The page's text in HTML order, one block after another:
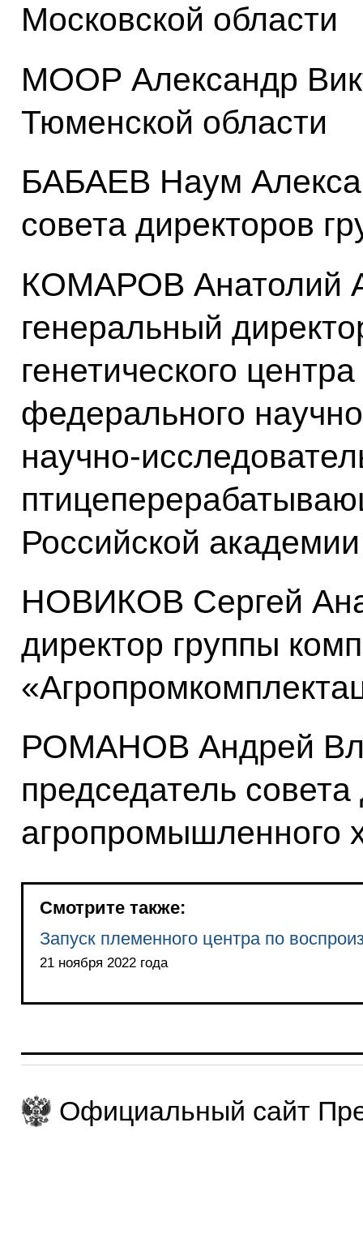
Московской области
МООР Александр
Тюменской области
БАБАЕВ Наум
совета директоров
КОМАРОВ Анатолий
генеральный
генетического
федерального
научно-
Российской
НОВИКОВ Сергей
директор группы
РОМАНОВ Андрей
председатель
агропромышленного
Смотрите также:
Запуск племенного центра по
21 ноября 2022 года
Официальный сайт